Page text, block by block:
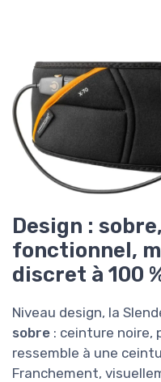
Design : sobre,
fonctionnel,
discret à 100
Niveau design, la
sobre : ceinture noire,
ressemble à une
Franchement,